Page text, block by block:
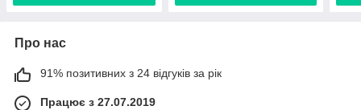
Про нас
91% позитивних з 24 відгуків за рік
Працює з 27.07.2019